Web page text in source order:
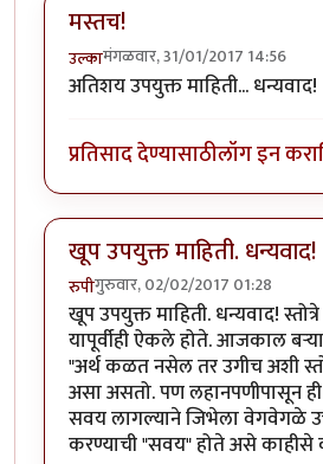
मस्तच!
उल्कामंगळवार, 31/01/2017 14:56
अतिशय उपयुक्त माहिती... धन्यवाद!
प्रतिसाद देण्यासाठीलॉग इन करा
खूप उपयुक्त माहिती. धन्यवाद!
रुपीगुरुवार, 02/02/2017 01:28
खूप उपयुक्त माहिती. धन्यवाद!
यापूर्वीही ऐकले होते. आजकाल
"अर्थ कळत नसेल तर उगीच अशी
असा असतो. पण लहानपणीपासून ही
सवय लागल्याने जिभेला वेगवेगळे
करण्याची "सवय" होते असे काहीसे